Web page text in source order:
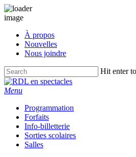
main
content
À propos
Nouvelles
Nous joindre
Hit enter
Close
Search
Menu
Programmation
Forfaits
Info-billetterie
Sorties scolaires
Salles